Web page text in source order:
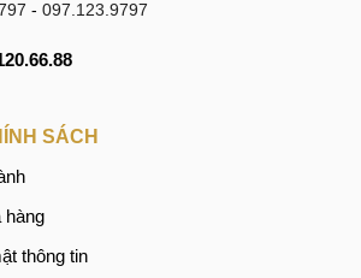
mạnh
bị vào nước:
kiện sạc kém chất lượng
Pin nhanh chai và suy giảm hiệu
- 097.123.9797
SÁCH
hàng
thông tin